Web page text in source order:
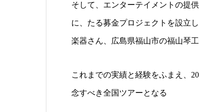
そして、エンターテイメントの提
に、たる募金プロジェクトを設立
楽器さん、広島県福山市の福山琴
これまでの実績と経験をふまえ、
念すべき全国ツアーとなる